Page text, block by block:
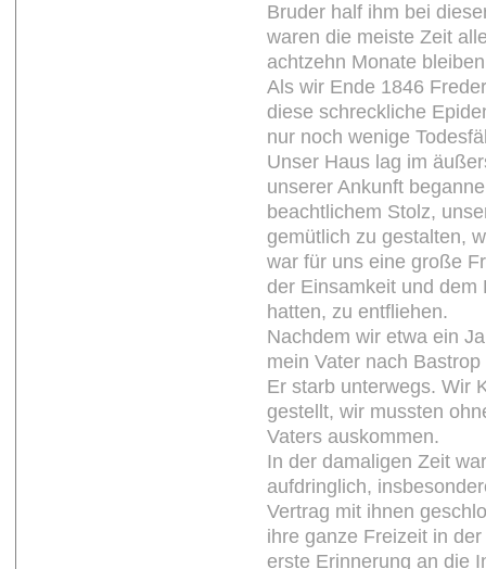
Bruder half ihm bei
waren die meiste Zeit
achtzehn Monate
Als wir Ende 1846
diese schreckliche
nur noch wenige
Unser Haus lag im
unserer Ankunft
beachtlichem Stolz,
gemütlich zu gestalten,
war für uns eine große
der Einsamkeit und
hatten, zu entfliehen.
Nachdem wir etwa ein
mein Vater nach
Er starb unterwegs. Wir
gestellt, wir mussten
Vaters auskommen.
In der damaligen Zeit
aufdringlich,
Vertrag mit ihnen
ihre ganze Freizeit in
erste Erinnerung an die